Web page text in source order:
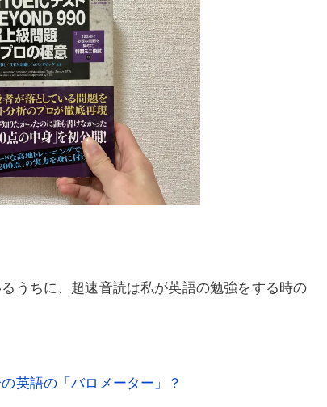
うちに、超速音読は私が英語の勉強をする時の
英語の「バロメーター」？